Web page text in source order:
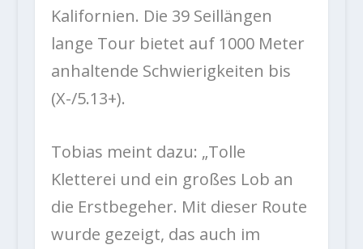
Kalifornien. Die 39 Seillängen
lange Tour bietet auf 1000 Meter
anhaltende Schwierigkeiten bis
(X-/5.13+).
Tobias meint dazu: „Tolle
Kletterei und ein großes Lob an
die Erstbegeher. Mit dieser Route
wurde gezeigt, das auch im